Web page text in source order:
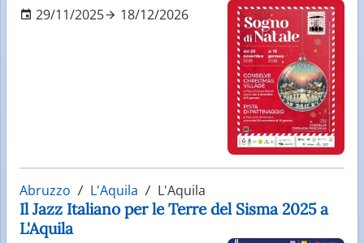
29/11/2025 18/12/2026
Abruzzo L'Aquila L'Aquila
Il Jazz Italiano per le Terre del Sisma 2025 a
L'Aquila